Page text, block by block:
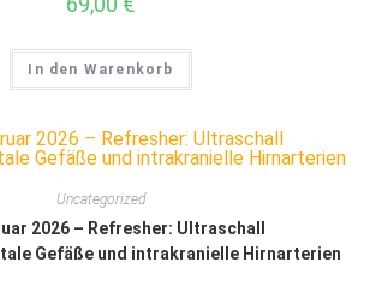
In den Warenkorb
Uncategorized
2026 – Refresher: Ultraschall
Gefäße und intrakranielle Hirnarterien